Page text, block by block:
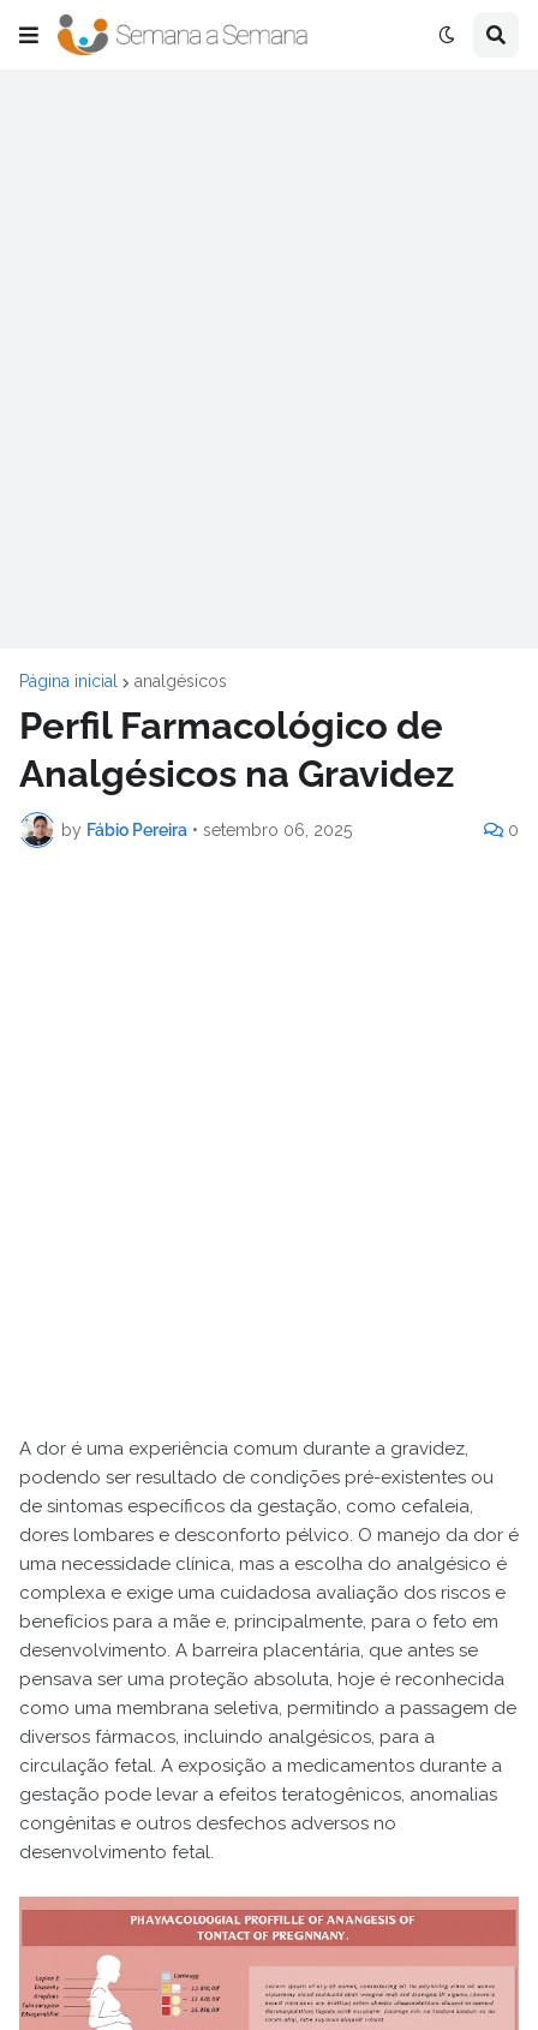
Página inicial analgésicos
Perfil Farmacológico de
Analgésicos na Gravidez
by Fábio Pereira • setembro 06, 2025 0
A dor é uma experiência comum durante a gravidez,
podendo ser resultado de condições pré-existentes ou
de sintomas específicos da gestação, como cefaleia,
dores lombares e desconforto pélvico. O manejo da dor é
uma necessidade clínica, mas a escolha do analgésico é
complexa e exige uma cuidadosa avaliação dos riscos e
benefícios para a mãe e, principalmente, para o feto em
desenvolvimento. A barreira placentária, que antes se
pensava ser uma proteção absoluta, hoje é reconhecida
como uma membrana seletiva, permitindo a passagem de
diversos fármacos, incluindo analgésicos, para a
circulação fetal. A exposição a medicamentos durante a
gestação pode levar a efeitos teratogênicos, anomalias
congênitas e outros desfechos adversos no
desenvolvimento fetal.